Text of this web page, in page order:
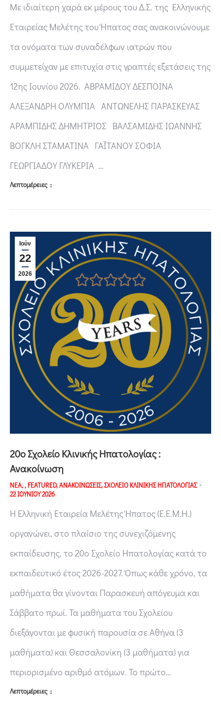
Με ιδιαίτερη χαρά εκ μέρους του Δ.Σ. της Ελληνικής
Εταιρείας Μελέτης του Ήπατος σας ανακοινώνουμε
τα ονόματα των συναδέλφων ιατρών που
συμμετείχαν με επιτυχία στις γραπτές εξετάσεις της
12ης Ιουνίου 2026. ΑΒΡΑΜΙΔΟΥ ΔΕΣΠΟΙΝΑ
ΑΛΕΞΑΝΔΡΗ ΟΛΥΜΠΙΑ ΑΝΤΩΝΕΛΗΣ ΠΑΡΑΣΚΕΥΑΣ
ΑΡΑΜΠΙΔΗΣ ΔΗΜΗΤΡΙΟΣ ΒΑΛΣΑΜΙΔΗΣ ΙΩΑΝΝΗΣ
ΒΟΓΚΛΗ ΣΤΑΜΑΤΙΝΑ ΓΑΪΤΑΝΟΥ ΣΟΦΙΑ
ΓΕΩΡΓΙΑΔΟΥ ΓΛΥΚΕΡΙΑ …
Λεπτομέρειες
Ιούν
22
2026
20o Σχολείο Κλινικής Ηπατολογίας :
Ανακοίνωση
ΝΕΑ,, FEATURED,ΑΝΑΚΟΙΝΩΣΕΙΣ,ΣΧΟΛΕΙΟ ΚΛΙΝΙΚΗΣ ΗΠΑΤΟΛΟΓΙΑΣ
22 ΙΟΥΝΙΟΥ 2026
H Ελληνική Εταιρεία Μελέτης Ήπατος (Ε.Ε.Μ.Η.)
οργανώνει, στο πλαίσιο της συνεχιζόμενης
εκπαίδευσης, το 20ο Σχολείο Ηπατολογίας κατά το
εκπαιδευτικό έτος 2026-2027. Όπως κάθε χρόνο, τα
μαθήματα θα γίνονται Παρασκευή απόγευμα και
Σάββατο πρωί. Τα μαθήματα του Σχολείου
διεξάγονται με φυσική παρουσία σε Αθήνα (3
μαθήματα) και Θεσσαλονίκη (3 μαθήματα) για
περιορισμένο αριθμό ατόμων. Το πρώτο…
Λεπτομέρειες